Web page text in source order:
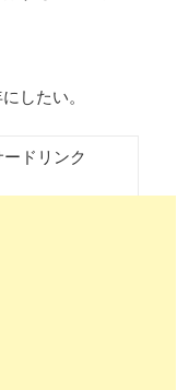
したい。
ドリンク